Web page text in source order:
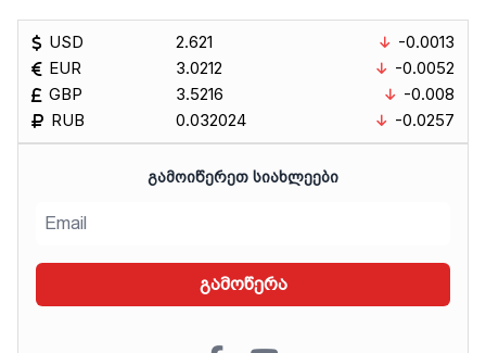
USD
EUR
GBP
RUB
2.621
3.0212
3.5216
0.032024
-0.0013
-0.0052
-0.008
-0.0257
ᲒᲐᲛᲝᲘᲬᲔᲠᲔᲗ ᲡᲘᲐᲮᲚᲔᲔᲑᲘ
გამოწერა